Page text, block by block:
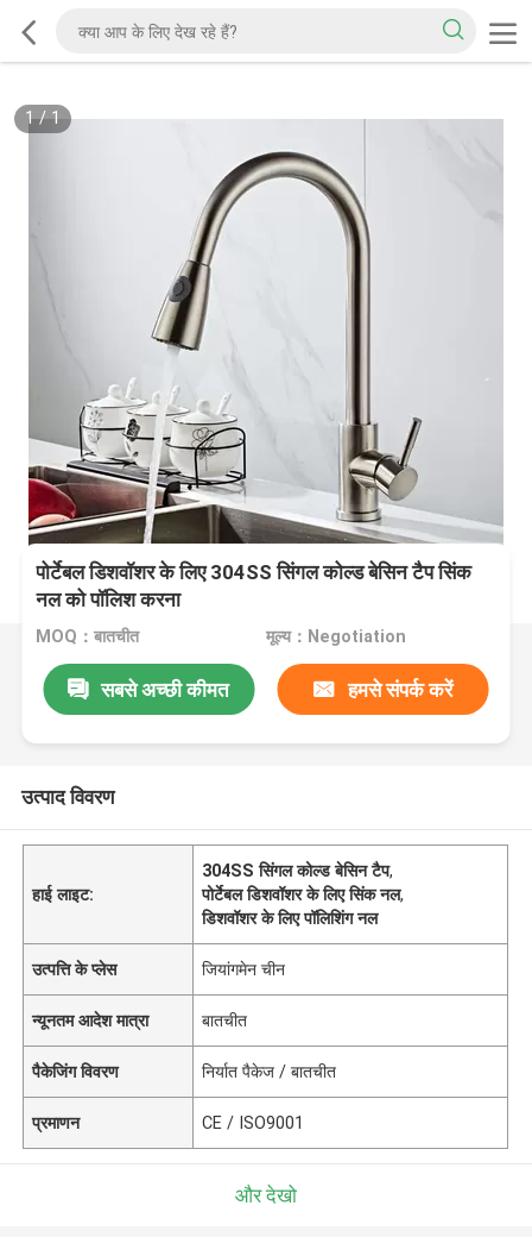
1/1
पोर्टेबल डिशवॉशर के लिए 304SS सिंगल कोल्ड बेसिन टैप सिंक
नल को पॉलिश करना
MOQ：बातचीत मूल्य：Negotiation
सबसे अच्छी कीमत हमसे संपर्क करें
उत्पाद विवरण
हाई लाइट:
304SS सिंगल कोल्ड बेसिन टैप,
पोर्टेबल डिशवॉशर के लिए सिंक नल,
डिशवॉशर के लिए पॉलिशिंग नल
उत्पत्ति के प्लेस जियांगमेन चीन
न्यूनतम आदेश मात्रा बातचीत
पैकेजिंग विवरण निर्यात पैकेज / बातचीत
प्रमाणन CE / ISO9001
और देखो